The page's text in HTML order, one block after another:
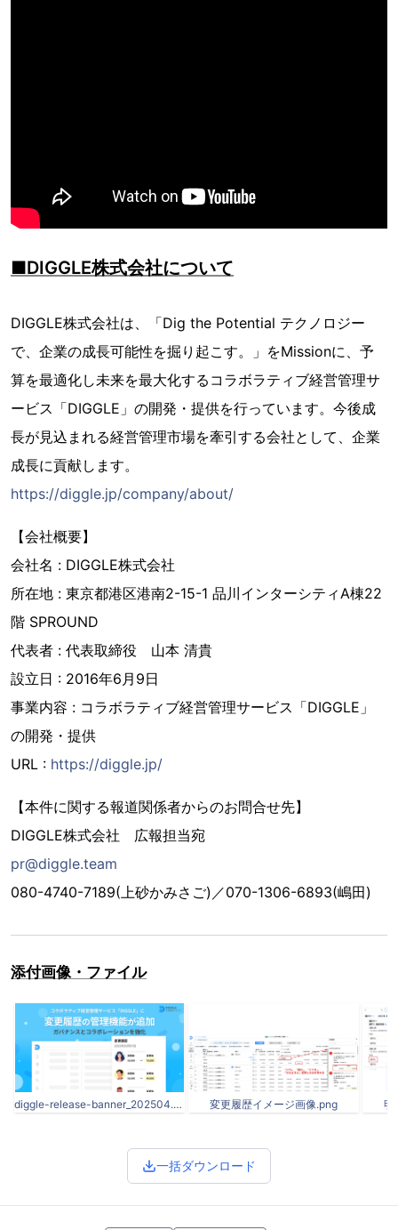
■DIGGLE株式会社について
DIGGLE株式会社は、「Dig the Potential テクノロジー
で、企業の成長可能性を掘り起こす。」をMissionに、予
算を最適化し未来を最大化するコラボラティブ経営管理サ
ービス「DIGGLE」の開発・提供を行っています。今後成
長が見込まれる経営管理市場を牽引する会社として、企業
成長に貢献します。
https://diggle.jp/company/about/
【会社概要】
会社名 : DIGGLE株式会社
所在地 : 東京都港区港南2-15-1 品川インターシティA棟22
階 SPROUND
代表者 : 代表取締役 山本 清貴
設立日 : 2016年6月9日
事業内容 : コラボラティブ経営管理サービス「DIGGLE」
の開発・提供
URL : https://diggle.jp/
【本件に関する報道関係者からのお問合せ先】
DIGGLE株式会社 広報担当宛
pr@diggle.team
080-4740-7189(上砂かみさご)／070-1306-6893(嶋田)
添付画像・ファイル
diggle-release-banner_202504.png 変更履歴イメージ画像.png 明
一括ダウンロード